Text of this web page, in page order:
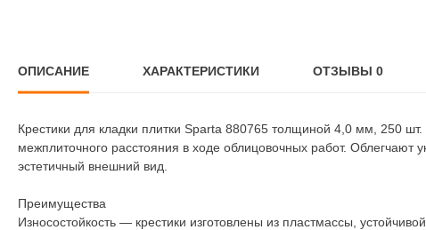
ОПИСАНИЕ ХАРАКТЕРИСТИКИ ОТЗЫВЫ 0
Крестики для кладки плитки Sparta 880765 толщиной 4,0 мм, 250 шт.
межплиточного расстояния в ходе облицовочных работ. Облегчают
эстетичный внешний вид.
Преимущества
Износостойкость — крестики изготовлены из пластмассы,